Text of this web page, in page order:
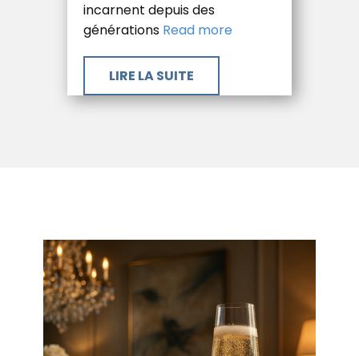
incarnent depuis des
générations Read more
​LIRE LA SUITE